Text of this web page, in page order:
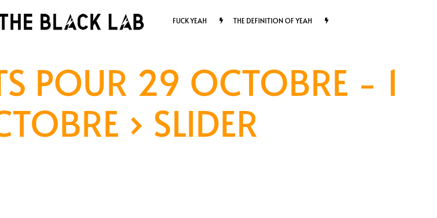
FUCK YEAH THE DEFINITION OF YEAH
POUR 29 OCTOBRE - 1
› SLIDER